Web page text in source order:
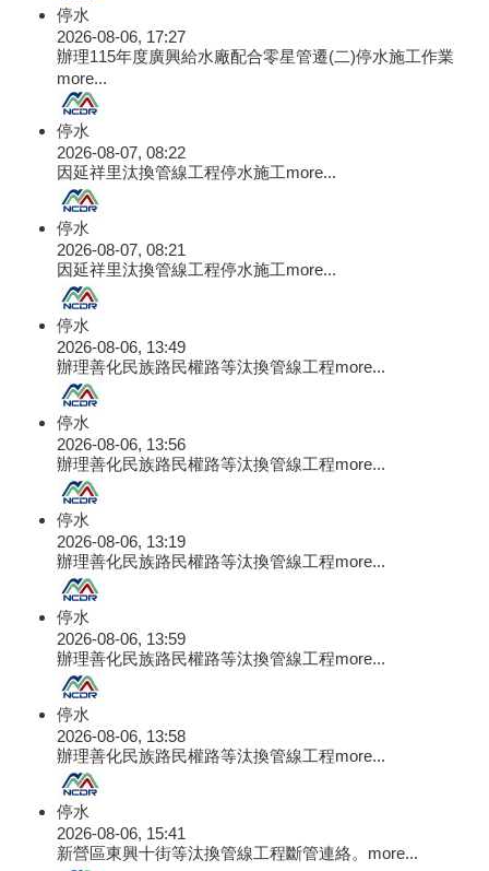
停水
2026-08-06, 17:27
辦理115年度廣興給水廠配合零星管遷(二)停水施工作業
more...
停水
2026-08-07, 08:22
因延祥里汰換管線工程停水施工more...
停水
2026-08-07, 08:21
因延祥里汰換管線工程停水施工more...
停水
2026-08-06, 13:49
辦理善化民族路民權路等汰換管線工程more...
停水
2026-08-06, 13:56
辦理善化民族路民權路等汰換管線工程more...
停水
2026-08-06, 13:19
辦理善化民族路民權路等汰換管線工程more...
停水
2026-08-06, 13:59
辦理善化民族路民權路等汰換管線工程more...
停水
2026-08-06, 13:58
辦理善化民族路民權路等汰換管線工程more...
停水
2026-08-06, 15:41
新營區東興十街等汰換管線工程斷管連絡。 more...